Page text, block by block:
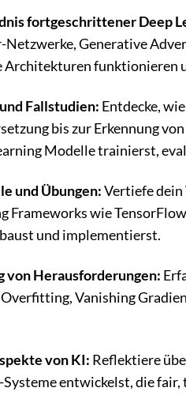
fortgeschrittener Deep
Generative
Architekturen funktionieren
Fallstudien: Entdecke,
bis zur Erkennung
Modelle trainierst,
und Übungen:Vertiefe dein
Frameworks wie
und implementierst.
von Herausforderungen:
Vanishing
von KI: Reflektiere
entwickelst, die